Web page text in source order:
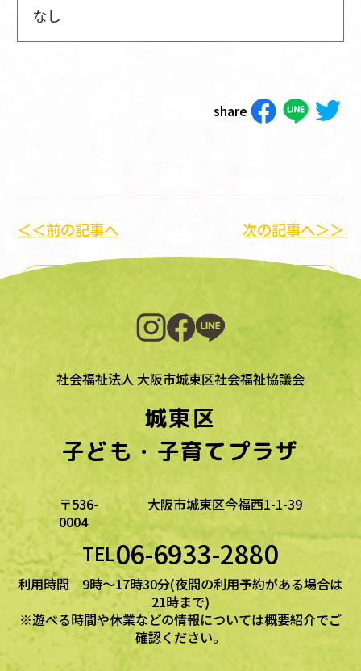
なし
share
＜＜前の記事へ
一覧に戻る
次の記事へ＞＞
社会福祉法人 大阪市城東区社会福祉協議会
城東区
子ども・子育てプラザ
〒536-
0004
大阪市城東区今福西1-1-39
TEL06-6933-2880
利用時間 9時～17時30分(夜間の利用予約がある場合は
21時まで)
※遊べる時間や休業などの情報については概要紹介でご
確認ください。